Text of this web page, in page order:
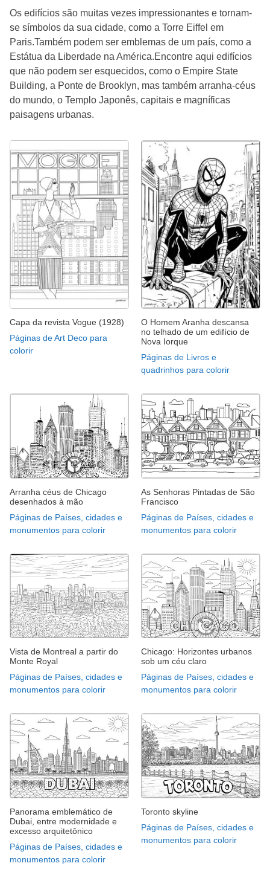
Os edifícios são muitas vezes impressionantes e tornam-
se símbolos da sua cidade, como a Torre Eiffel em
Paris.Também podem ser emblemas de um país, como a
Estátua da Liberdade na América.Encontre aqui edifícios
que não podem ser esquecidos, como o Empire State
Building, a Ponte de Brooklyn, mas também arranha-céus
do mundo, o Templo Japonês, capitais e magníficas
paisagens urbanas.
Capa da revista Vogue (1928)
Páginas de Art Deco para
colorir
O Homem Aranha descansa
no telhado de um edifício de
Nova Iorque
Páginas de Livros e
quadrinhos para colorir
Arranha céus de Chicago
desenhados à mão
Páginas de Países, cidades e
monumentos para colorir
As Senhoras Pintadas de São
Francisco
Páginas de Países, cidades e
monumentos para colorir
Vista de Montreal a partir do
Monte Royal
Páginas de Países, cidades e
monumentos para colorir
Chicago: Horizontes urbanos
sob um céu claro
Páginas de Países, cidades e
monumentos para colorir
Panorama emblemático de
Dubai, entre modernidade e
excesso arquitetônico
Páginas de Países, cidades e
monumentos para colorir
Toronto skyline
Páginas de Países, cidades e
monumentos para colorir